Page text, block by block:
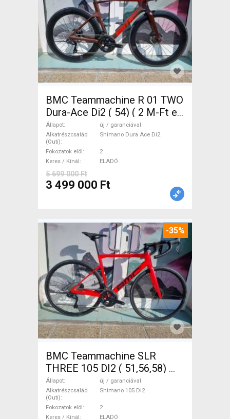
BMC Teammachine R 01 TWO
Dura-Ace Di2 ( 54) ( 2 M-Ft e
Országúti Shimano Dura Ace
Di2 tárcsafék új / garanciával
ELADÓ
Állapot
új / garanciával
Alkatrészcsalád
(Outi)
Shimano Dura Ace Di2
Fokozatok elöl
2
Keres / Kínál
ELADÓ
5 699 000 Ft
3 499 000 Ft
-35%
BMC Teammachine SLR
THREE 105 DI2 ( 51,56,58)
Országúti Shimano 105 Di2
tárcsafék új / garanciával
ELADÓ
Állapot
új / garanciával
Alkatrészcsalád
(Outi)
Shimano 105 Di2
Fokozatok elöl
2
Keres / Kínál
ELADÓ